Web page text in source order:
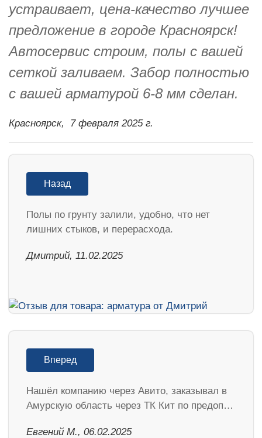
устраивает, цена-качество лучшее
предложение в городе Красноярск!
Автосервис строим, полы с вашей
сеткой заливаем. Забор полностью
с вашей арматурой 6-8 мм сделан.
Красноярск, 7 февраля 2025 г.
Назад
Полы по грунту залили, удобно, что нет
лишних стыков, и перерасхода.
Дмитрий, 11.02.2025
Вперед
Нашёл компанию через Авито, заказывал в
Амурскую область через ТК Кит по предоп…
​Евгений М., 06.02.2025